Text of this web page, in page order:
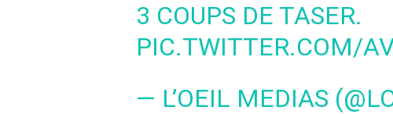
3 COUPS DE TASER.
PIC.TWITTER.COM/
— L’OEIL MEDIAS